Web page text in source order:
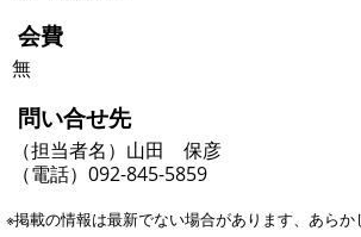
会費
無
問い合せ先
（担当者名）山田 保彦
（電話）092-845-5859
※掲載の情報は最新でない場合があります、あらか